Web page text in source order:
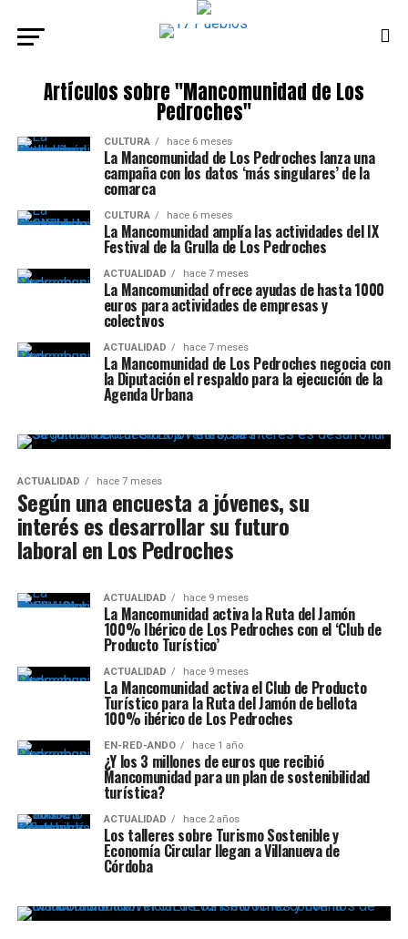
Artículos sobre "Mancomunidad de Los
Pedroches"
CULTURA hace 6 meses
La Mancomunidad de Los Pedroches lanza una
campaña con los datos ‘más singulares’ de la
comarca
CULTURA hace 6 meses
La Mancomunidad amplía las actividades del IX
Festival de la Grulla de Los Pedroches
ACTUALIDAD hace 7 meses
La Mancomunidad ofrece ayudas de hasta 1000
euros para actividades de empresas y
colectivos
ACTUALIDAD hace 7 meses
La Mancomunidad de Los Pedroches negocia con
la Diputación el respaldo para la ejecución de la
Agenda Urbana
ACTUALIDAD hace 7 meses
Según una encuesta a jóvenes, su
interés es desarrollar su futuro
laboral en Los Pedroches
ACTUALIDAD hace 9 meses
La Mancomunidad activa la Ruta del Jamón
100% Ibérico de Los Pedroches con el ‘Club de
Producto Turístico’
ACTUALIDAD hace 9 meses
La Mancomunidad activa el Club de Producto
Turístico para la Ruta del Jamón de bellota
100% ibérico de Los Pedroches
EN-RED-ANDO hace 1 año
¿Y los 3 millones de euros que recibió
Mancomunidad para un plan de sostenibilidad
turística?
ACTUALIDAD hace 2 años
Los talleres sobre Turismo Sostenible y
Economía Circular llegan a Villanueva de
Córdoba